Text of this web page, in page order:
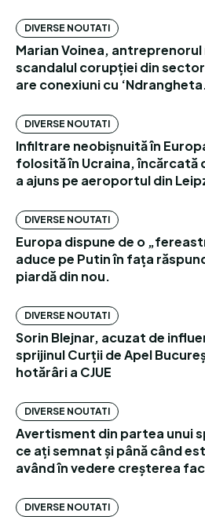
DIVERSE NOUTATI
Marian Voinea,
scandalul corupției din
are conexiuni cu
DIVERSE NOUTATI
Infiltrare neobișnuită în
folosită în Ucraina, încărcată
a ajuns pe aeroportul din
DIVERSE NOUTATI
Europa dispune de o
aduce pe Putin în fața
piardă din nou.
DIVERSE NOUTATI
Sorin Blejnar, acuzat de
sprijinul Curții de Apel
hotărâri a CJUE
DIVERSE NOUTATI
Avertisment din partea unui
ce ați semnat și până când
având în vedere creșterea
DIVERSE NOUTATI